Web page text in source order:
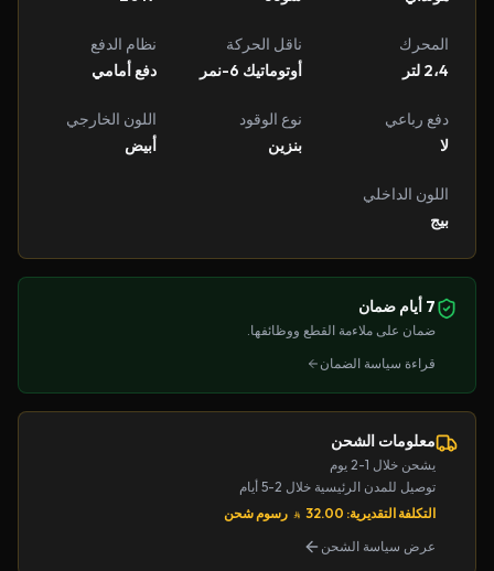
المحرك
2،4 لتر
ناقل الحركة
أوتوماتيك 6-نمر
نظام الدفع
دفع أمامي
دفع رباعي
لا
نوع الوقود
بنزين
اللون الخارجي
أبيض
اللون الداخلي
بيج
7 أيام ضمان
ضمان على ملاءمة القطع ووظائفها.
قراءة سياسة الضمان
معلومات الشحن
يشحن خلال 1-2 يوم
توصيل للمدن الرئيسية خلال 2-5 أيام
التكلفة التقديرية: 32.00
رسوم شحن
عرض سياسة الشحن